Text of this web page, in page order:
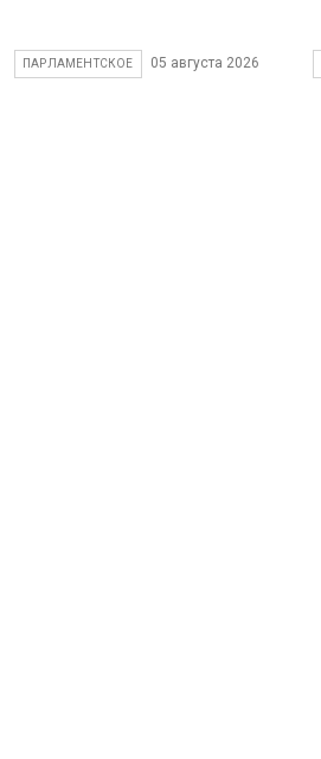
ПАРЛАМЕНТСКОЕ 05 августа 2026